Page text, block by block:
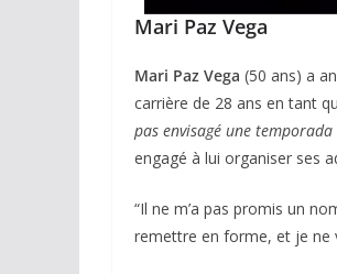
Mari Paz Vega
Mari Paz Vega (50 ans) a
carrière de 28 ans en tant
pas envisagé une temporada
engagé à lui organiser ses
“Il ne m’a pas promis un
remettre en forme, et je ne